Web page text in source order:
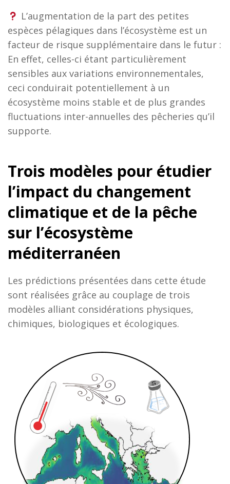
L’augmentation de la part des petites
espèces pélagiques dans l’écosystème est un
facteur de risque supplémentaire dans le futur :
En effet, celles-ci étant particulièrement
sensibles aux variations environnementales,
ceci conduirait potentiellement à un
écosystème moins stable et de plus grandes
fluctuations inter-annuelles des pêcheries qu’il
supporte.
Trois modèles pour étudier
l’impact du changement
climatique et de la pêche
sur l’écosystème
méditerranéen
Les prédictions présentées dans cette étude
sont réalisées grâce au couplage de trois
modèles alliant considérations physiques,
chimiques, biologiques et écologiques.